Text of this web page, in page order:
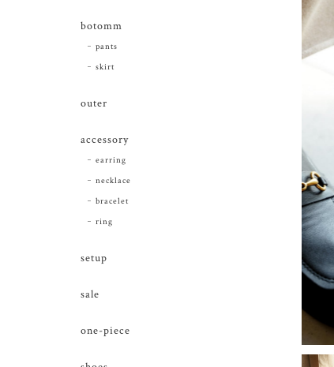
botomm
pants
skirt
outer
accessory
earring
necklace
bracelet
ring
setup
sale
one-piece